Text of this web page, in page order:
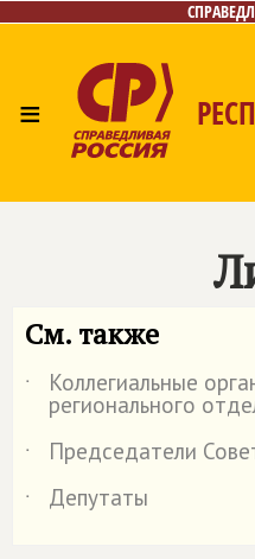
≡
См. также
˙ Коллегиальные
регионального
˙
Председатели
˙
Депутаты